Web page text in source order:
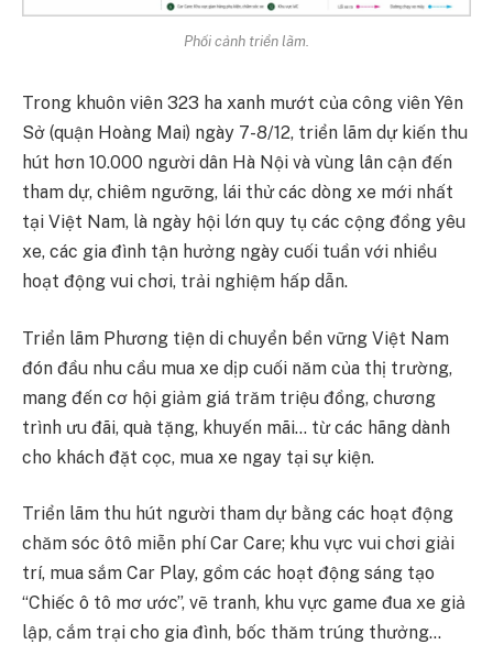
Phối cảnh triển lãm.
Trong khuôn viên 323 ha xanh mướt của công viên Yên
Sở (quận Hoàng Mai) ngày 7-8/12, triển lãm dự kiến thu
hút hơn 10.000 người dân Hà Nội và vùng lân cận đến
tham dự, chiêm ngưỡng, lái thử các dòng xe mới nhất
tại Việt Nam, là ngày hội lớn quy tụ các cộng đồng yêu
xe, các gia đình tận hưởng ngày cuối tuần với nhiều
hoạt động vui chơi, trải nghiệm hấp dẫn.
Triển lãm Phương tiện di chuyển bền vững Việt Nam
đón đầu nhu cầu mua xe dịp cuối năm của thị trường,
mang đến cơ hội giảm giá trăm triệu đồng, chương
trình ưu đãi, quà tặng, khuyến mãi… từ các hãng dành
cho khách đặt cọc, mua xe ngay tại sự kiện.
Triển lãm thu hút người tham dự bằng các hoạt động
chăm sóc ôtô miễn phí Car Care; khu vực vui chơi giải
trí, mua sắm Car Play, gồm các hoạt động sáng tạo
“Chiếc ô tô mơ ước”, vẽ tranh, khu vực game đua xe giả
lập, cắm trại cho gia đình, bốc thăm trúng thưởng…